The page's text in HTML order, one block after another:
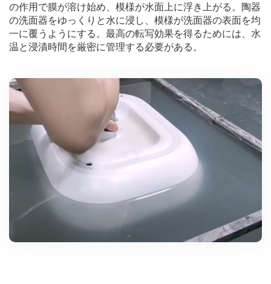
の作用で膜が溶け始め、模様が水面上に浮き上がる。陶器
の洗面器をゆっくりと水に浸し、模様が洗面器の表面を均
一に覆うようにする。最高の転写効果を得るためには、水
温と浸漬時間を厳密に管理する必要がある。